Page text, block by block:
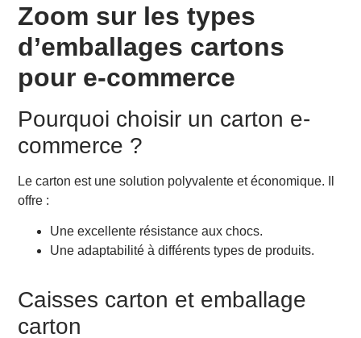
Zoom sur les types
d’emballages cartons
pour e-commerce
Pourquoi choisir un carton e-
commerce ?
Le carton est une solution polyvalente et économique. Il
offre :
Une excellente résistance aux chocs.
Une adaptabilité à différents types de produits.
Caisses carton et emballage
carton